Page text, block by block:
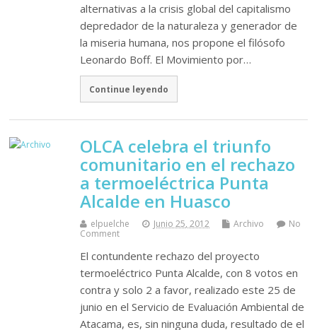
alternativas a la crisis global del capitalismo
depredador de la naturaleza y generador de
la miseria humana, nos propone el filósofo
Leonardo Boff. El Movimiento por…
Continue leyendo
OLCA celebra el triunfo
comunitario en el rechazo
a termoeléctrica Punta
Alcalde en Huasco
elpuelche Junio 25, 2012 Archivo
No
Comment
El contundente rechazo del proyecto
termoeléctrico Punta Alcalde, con 8 votos en
contra y solo 2 a favor, realizado este 25 de
junio en el Servicio de Evaluación Ambiental de
Atacama, es, sin ninguna duda, resultado de el